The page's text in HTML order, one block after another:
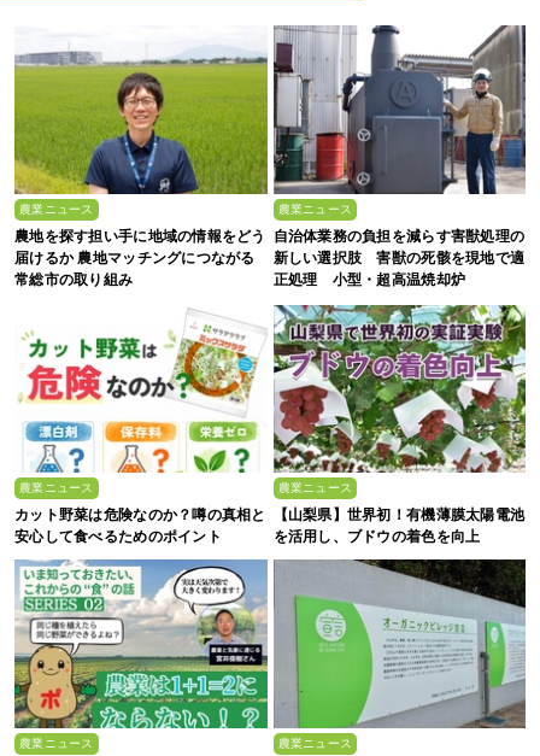
農業ニュース
農地を探す担い手に地域の情報をどう
届けるか 農地マッチングにつながる
常総市の取り組み
農業ニュース
自治体業務の負担を減らす害獣処理の
新しい選択肢 害獣の死骸を現地で適
正処理 小型・超高温焼却炉
農業ニュース
カット野菜は危険なのか？噂の真相と
安心して食べるためのポイント
農業ニュース
【山梨県】世界初！有機薄膜太陽電池
を活用し、ブドウの着色を向上
農業ニュース 農業ニュース